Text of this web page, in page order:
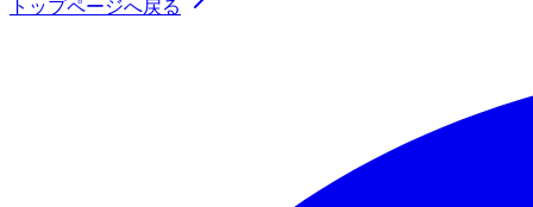
トップページへ戻る